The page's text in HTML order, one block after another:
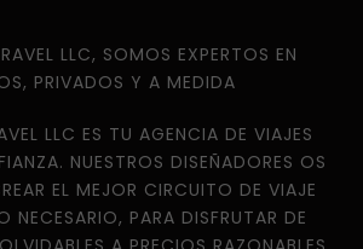
LLC, SOMOS EXPERTOS EN
PRIVADOS Y A MEDIDA
LLC ES TU AGENCIA DE VIAJES
NUESTROS DISEÑADORES OS
EL MEJOR CIRCUITO DE VIAJE
PARA DISFRUTAR DE